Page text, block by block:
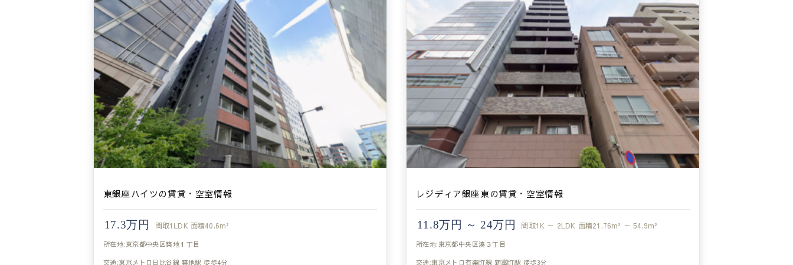
東銀座ハイツの賃貸・空室情報
17.3万円 間取1LDK 面積40.6m²
所在地:東京都中央区築地１丁目
交通:東京メトロ日比谷線 築地駅 徒歩4分
レジディア銀座東の賃貸・空室情報
11.8万円 ～ 24万円 間取1K ～ 2LDK 面積21.76m² ～ 54.9m²
所在地:東京都中央区湊３丁目
交通:東京メトロ有楽町線 新富町駅 徒歩3分